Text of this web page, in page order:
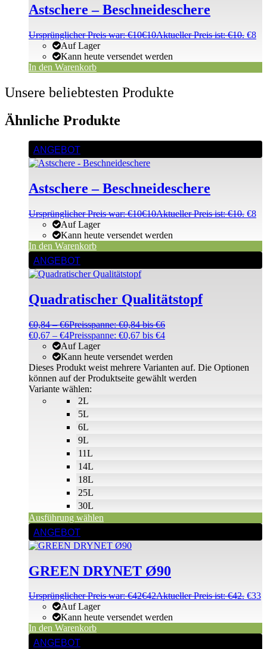
Astschere – Beschneideschere
Ursprünglicher Preis war: €10€10Aktueller Preis ist: €10. €8
Auf Lager
Kann heute versendet werden
In den Warenkorb
Unsere beliebtesten Produkte
Ähnliche Produkte
ANGEBOT
Astschere – Beschneideschere
Ursprünglicher Preis war: €10€10Aktueller Preis ist: €10. €8
Auf Lager
Kann heute versendet werden
In den Warenkorb
ANGEBOT
Quadratischer Qualitätstopf
€0,84 –€6Preisspanne: €0,84 bis €6
€0,67 – €4Preisspanne: €0,67 bis €4
2L
5L
6L
9L
11L
14L
18L
25L
30L
Auf Lager
Kann heute versendet werden
Variante wählen:
Ausführung wählen
Dieses Produkt weist mehrere Varianten auf. Die Optionen
können auf der Produktseite gewählt werden
ANGEBOT
GREEN DRYNET Ø90
Ursprünglicher Preis war: €42€42Aktueller Preis ist: €42. €33
Auf Lager
Kann heute versendet werden
In den Warenkorb
ANGEBOT